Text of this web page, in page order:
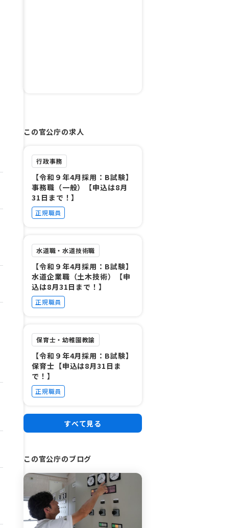
この官公庁の求人
行政事務
【令和９年4月採用：B試験】
事務職（一般）【申込は8月
31日まで！】
正規職員
水道職・水道技術職
【令和９年4月採用：B試験】
水道企業職（土木技術）【申
込は8月31日まで！】
正規職員
保育士・幼稚園教諭
【令和９年4月採用：B試験】
保育士【申込は8月31日ま
で！】
正規職員
すべて見る
この官公庁のブログ